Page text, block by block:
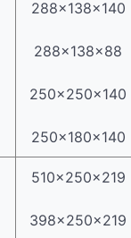
288×138×140
288×138×88
250×250×140
250×180×140
510×250×219
398×250×219